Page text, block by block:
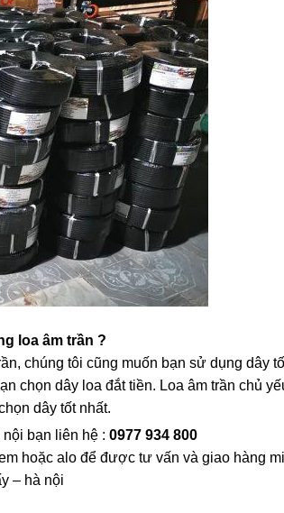
loa âm trần ?
chúng tôi cũng muốn bạn sử dụng dây
chọn dây loa đắt tiền. Loa âm trần chủ
dây tốt nhất.
bạn liên hệ : 0977 934 800
hoặc alo để được tư vấn và giao hàng
– hà nội